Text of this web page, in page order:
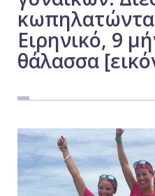
Ειρηνικό, 9
θάλασσα